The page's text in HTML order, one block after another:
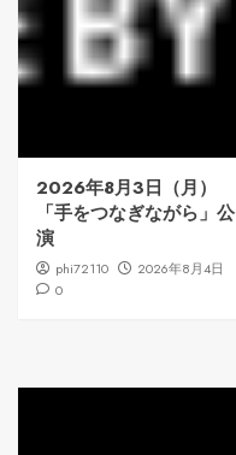
2026年8月3日（月）
「手をつなぎながら」公
演
phi72110
2026年8月4日
0